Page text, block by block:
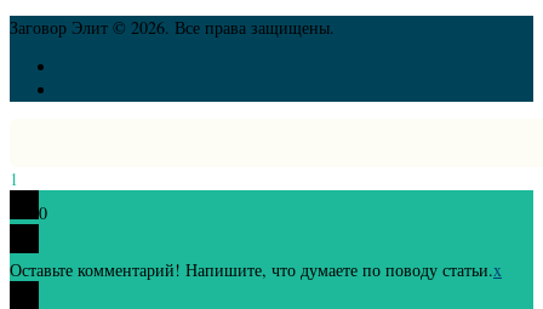
Заговор Элит © 2026. Все права защищены.
1
0
Оставьте комментарий! Напишите, что думаете по поводу статьи.x